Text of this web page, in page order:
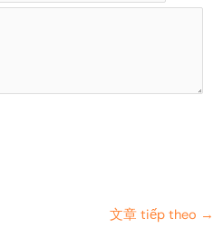
文章 tiếp theo →